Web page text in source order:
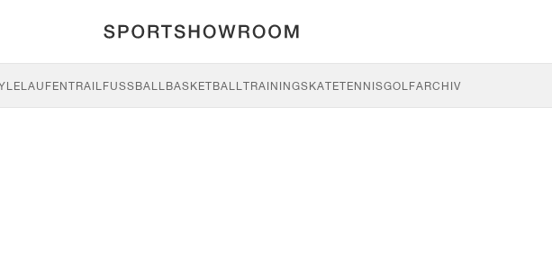
LAUFENTRAILFUSSBALL BASKETBALLTRAININGSKATETENNISGOLFARCHIV